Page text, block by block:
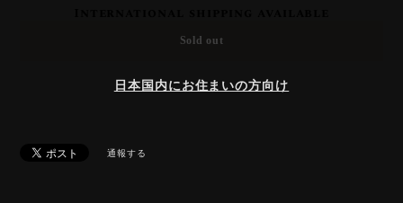
Sold out
日本国内にお住まいの方向け
通報する